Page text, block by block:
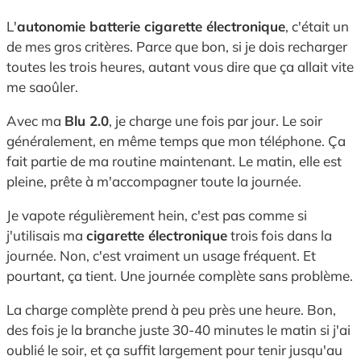
L'autonomie batterie cigarette électronique, c'était un
de mes gros critères. Parce que bon, si je dois recharger
toutes les trois heures, autant vous dire que ça allait vite
me saoûler.
Avec ma Blu 2.0, je charge une fois par jour. Le soir
généralement, en même temps que mon téléphone. Ça
fait partie de ma routine maintenant. Le matin, elle est
pleine, prête à m'accompagner toute la journée.
Je vapote régulièrement hein, c'est pas comme si
j'utilisais ma cigarette électroniquetrois fois dans la
journée. Non, c'est vraiment un usage fréquent. Et
pourtant, ça tient. Une journée complète sans problème.
La charge complète prend à peu près une heure. Bon,
des fois je la branche juste 30-40 minutes le matin si j'ai
oublié le soir, et ça suffit largement pour tenir jusqu'au